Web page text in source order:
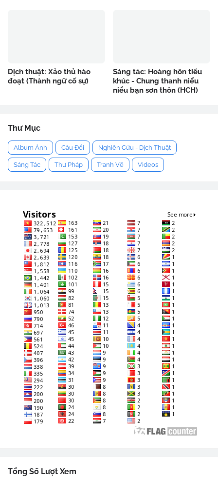
Dịch thuật: Xảo thủ hào
đoạt (Thành ngữ cố sự)
Sáng tác: Hoàng hôn tiểu
khúc - Chung thanh niểu
niểu bạn sơn thôn (HCH)
Thư Mục
Album Ảnh Câu Đối Nghiên Cứu - Dịch Thuật
Sáng Tác Thư Pháp Tranh Vẽ Videos
Tổng Số Lượt Xem